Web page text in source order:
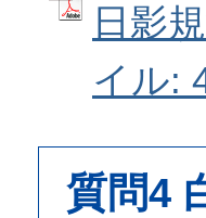
日影
イル:
質問4